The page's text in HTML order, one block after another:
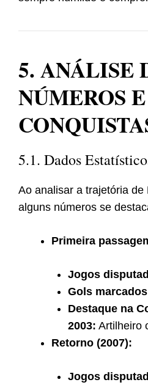
5. ANÁLISE
NÚMEROS E
5.1. Dados
Ao analisar a trajetória de
alguns números se
Primeira
Jogos
Gols
Destaque na
2003: Artilheiro
Retorno (2007):
Jogos